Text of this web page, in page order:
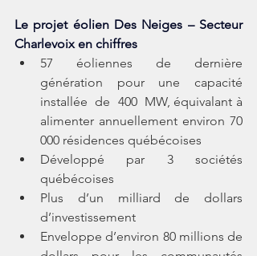
Le projet éolien Des Neiges – Secteur
Charlevoix en chiffres
57  éoliennes  de  dernière
génération  pour  une  capacité
installée  de  400  MW, équivalant à
alimenter annuellement environ 70
000 résidences québécoises
Développé par 3 sociétés
québécoises
Plus d’un milliard de dollars
d’investissement
Enveloppe d’environ 80 millions de